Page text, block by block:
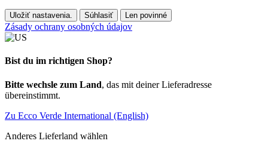
Uložiť nastavenia. Súhlasiť Len povinné
Zásady ochrany osobných údajov
Bist du im richtigen Shop?
Bitte wechsle zum Land, das mit deiner Lieferadresse
übereinstimmt.
Zu Ecco Verde International (English)
Anderes Lieferland wählen